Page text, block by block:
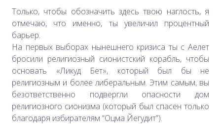
Только, чтобы обозначить здесь твою наглость, я
отмечаю, что именно, ты увеличил процентный
барьер.
На первых выборах нынешнего кризиса ты с Аелет
бросили религиозный сионистский корабль, чтобы
основать «Ликуд Бет», который был бы не
религиозным и более либеральным. Этим самым, вы
безответственно подвергли опасности дом
религиозного сионизма (который был спасен только
благодаря избирателям “Оцма Йегудит”).